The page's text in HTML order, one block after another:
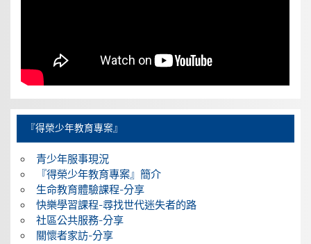
『得榮少年教育專案』
青少年服事現況
『得榮少年教育專案』簡介
生命教育體驗課程-分享
快樂學習課程-尋找世代迷失者的路
社區公共服務-分享
關懷者家訪-分享